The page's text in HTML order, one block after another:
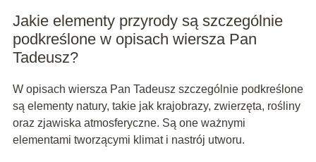
Jakie elementy przyrody są szczególnie
podkreślone w opisach wiersza Pan
Tadeusz?
W opisach wiersza Pan Tadeusz szczególnie podkreślone
są elementy natury, takie jak krajobrazy, zwierzęta, rośliny
oraz zjawiska atmosferyczne. Są one ważnymi
elementami tworzącymi klimat i nastrój utworu.